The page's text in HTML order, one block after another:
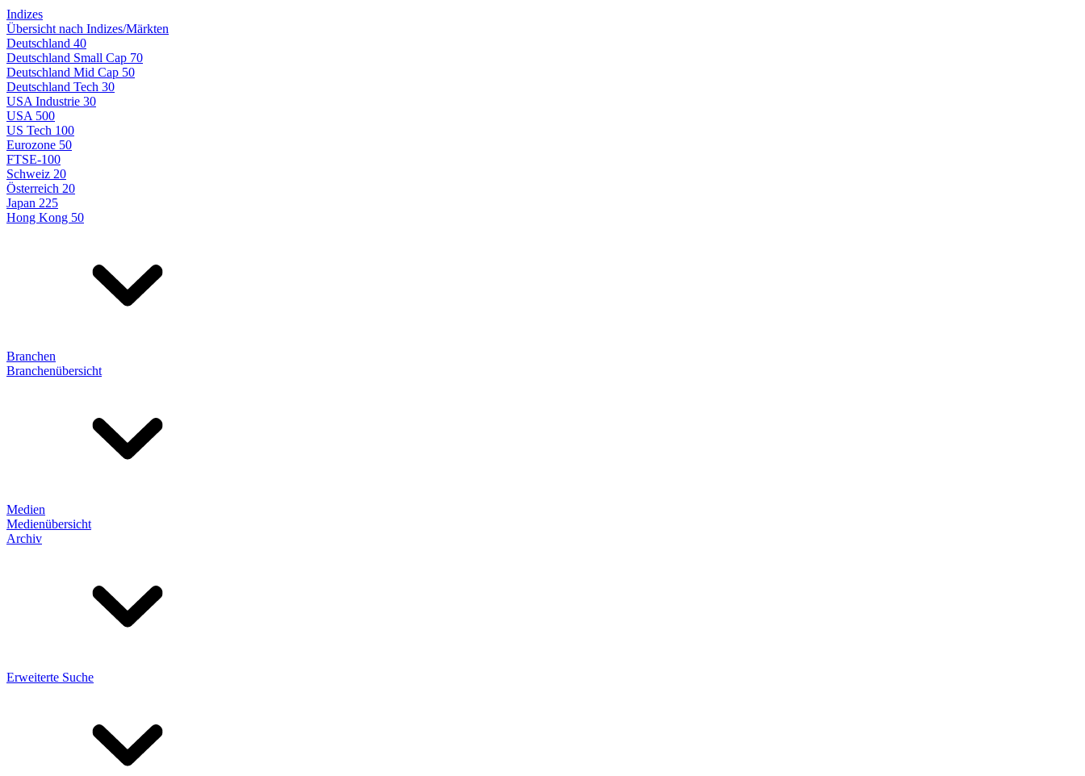
Indizes
Übersicht nach Indizes/Märkten
Deutschland 40
Deutschland Small Cap 70
Deutschland Mid Cap 50
Deutschland Tech 30
USA Industrie 30
USA 500
US Tech 100
Eurozone 50
FTSE-100
Schweiz 20
Österreich 20
Japan 225
Hong Kong 50
Branchen
Branchenübersicht
Medien
Medienübersicht
Archiv
Erweiterte Suche